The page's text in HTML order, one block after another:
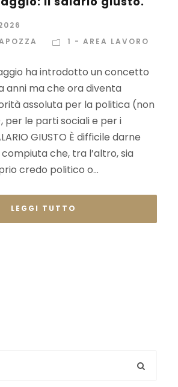
1 - AREA LAVORO
ha introdotto un concetto
anni ma che ora diventa
assoluta per la politica (non
per le parti sociali e per i
GIUSTO È difficile darne
che, tra l’altro, sia
credo politico o...
LEGGI TUTTO